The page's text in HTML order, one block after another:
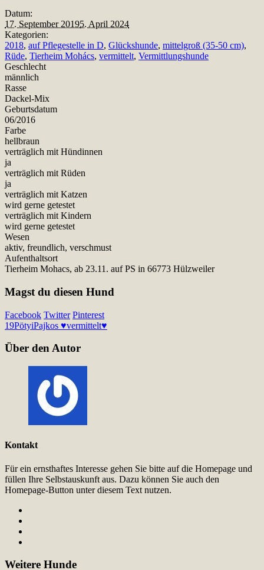
Datum:
17. September 20195. April 2024
Kategorien:
2018, auf Pflegestelle in D, Glückshunde, mittelgroß (35-50 cm),
Rüde, Tierheim Mohács, vermittelt, Vermittlungshunde
Geschlecht
männlich
Rasse
Dackel-Mix
Geburtsdatum
06/2016
Farbe
hellbraun
verträglich mit Hündinnen
ja
verträglich mit Rüden
ja
verträglich mit Katzen
wird gerne getestet
verträglich mit Kindern
wird gerne getestet
Wesen
aktiv, freundlich, verschmust
Aufenthaltsort
Tierheim Mohacs, ab 23.11. auf PS in 66773 Hülzweiler
Magst du diesen Hund
Facebook Twitter Pinterest
19PötyiPajkos ♥vermittelt♥
Über den Autor
Kontakt
Für ein ernsthaftes Interesse gehen Sie bitte auf die Homepage und
füllen Ihre Selbstauskunft aus. Dazu können Sie auch den
Homepage-Button unter diesem Text nutzen.
Weitere Hunde